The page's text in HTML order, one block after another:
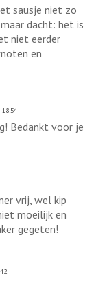
sausje niet zo
dacht: het is
niet eerder
en
Bedankt voor je
vrij, wel kip
moeilijk en
gegeten!